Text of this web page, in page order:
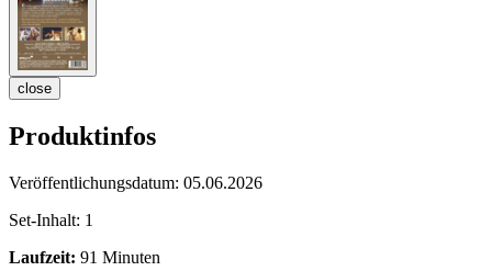
close
Produktinfos
Veröffentlichungsdatum: 05.06.2026
Set-Inhalt: 1
Laufzeit: 91 Minuten